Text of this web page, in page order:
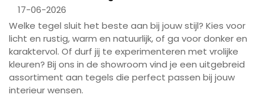
17-06-2026
Welke tegel sluit het beste aan bij jouw stijl? Kies voor
licht en rustig, warm en natuurlijk, of ga voor donker en
karaktervol. Of durf jij te experimenteren met vrolijke
kleuren? Bij ons in de showroom vind je een uitgebreid
assortiment aan tegels die perfect passen bij jouw
interieur wensen.